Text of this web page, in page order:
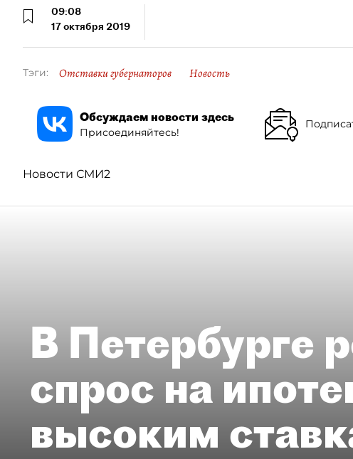
09:08
17 октября 2019
Тэги: Отставки губернаторов Новость
Обсуждаем новости здесь
Присоединяйтесь!
Новости СМИ2
В Петербурге
спрос на
высоким